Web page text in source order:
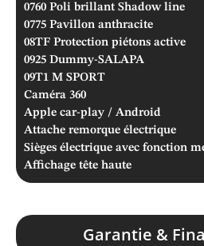
0760 Poli brillant Shadow line
0775 Pavillon anthracite
08TF Protection piétons active
0925 Dummy-SALAPA
09T1 M SPORT
Caméra 360
Apple car-play / Android
Attache remorque électrique
Sièges électrique avec fonction
Affichage tête haute
Garantie &